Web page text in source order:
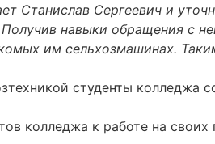
Станислав Сергеевич и
навыки обращения с
им сельхозмашинах.
студенты колледжа
колледжа к работе на